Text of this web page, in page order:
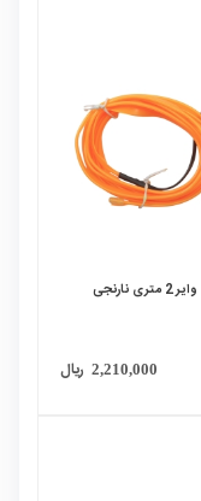
چراغ ال وایر 2 متری نارنجی
2,210,000 ریال